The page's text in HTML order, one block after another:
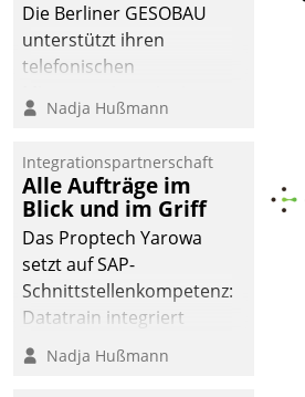
Die Berliner GESOBAU
unterstützt ihren
telefonischen
digitalen Cockpit, das
passende Fragen und
Schlagworte auswirft.
Eine intuitive
Dialogführung ermöglicht
dem externen
Serviceteam, Anrufe von
Mietenden zügiger und
effizienter zu bearbeiten.
Nadja Hußmann
Integrationspartnerschaft
Alle Aufträge im
Blick und im Griff
Das Proptech Yarowa
setzt auf SAP-
Schnittstellenkompetenz:
Datatrain integriert
Yarowas Portal zur
Vergabe und Verwaltung
Nadja Hußmann